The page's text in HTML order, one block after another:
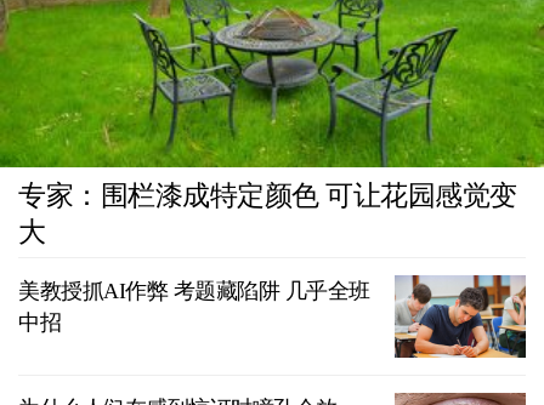
专家：围栏漆成特定颜色 可让花园感觉变
大
美教授抓AI作弊 考题藏陷阱 几乎全班
中招